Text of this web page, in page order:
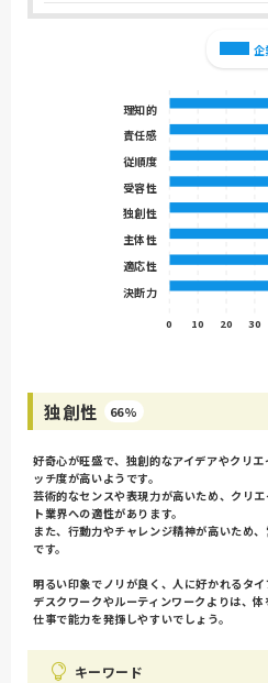
企
0 10 20 30
理知的
責任感
従順度
受容性
独創性
主体性
適応性
決断力
独創性 66%
好奇心が旺盛で、独創的なアイデアやクリ
ッチ度が高いようです。
芸術的なセンスや表現力が高いため、クリ
ト業界への適性があります。
また、行動力やチャレンジ精神が高いため
です。
明るい印象でノリが良く、人に好かれるタイ
デスクワークやルーティンワークよりは、
仕事で能力を発揮しやすいでしょう。
キーワード